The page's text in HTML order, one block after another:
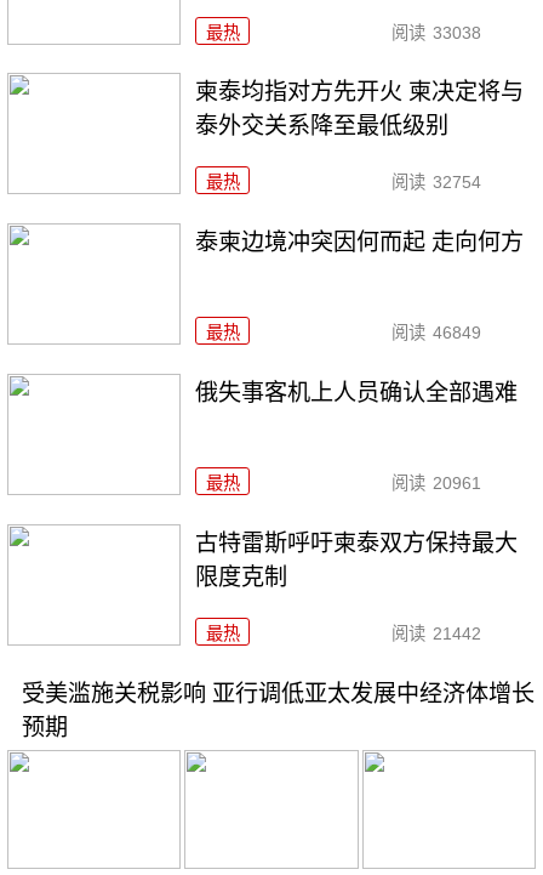
最热 阅读 33038
柬泰均指对方先开火 柬决定将与
泰外交关系降至最低级别
最热 阅读 32754
泰柬边境冲突因何而起 走向何方
最热 阅读 46849
俄失事客机上人员确认全部遇难
最热 阅读 20961
古特雷斯呼吁柬泰双方保持最大
限度克制
最热 阅读 21442
受美滥施关税影响 亚行调低亚太发展中经济体增长
预期